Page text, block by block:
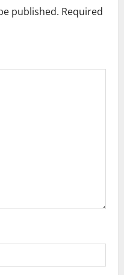
published. Required